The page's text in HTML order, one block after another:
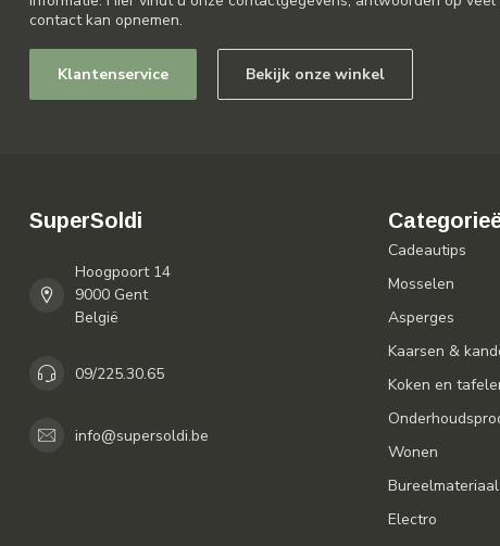
contact kan opnemen.
Klantenservice Bekijk onze winkel
SuperSoldi
Hoogpoort 14
9000 Gent
België
09/225.30.65
info@supersoldi.be
Cadeautips
Mosselen
Asperges
Kaarsen &
Koken en
Wonen
Bureelmateriaal
Electro